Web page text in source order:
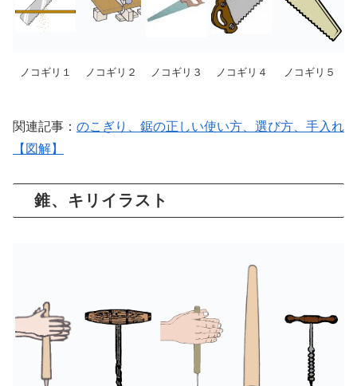
ノコギリ１ ノコギリ２ ノコギリ３ ノコギリ４ ノコギリ５
関連記事： のこぎり、鋸の正しい使い方、選び方、手入れ
【図解】
錐、キリイラスト